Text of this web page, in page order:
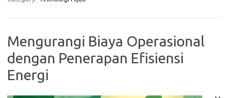
Mengurangi Biaya Operasional
dengan Penerapan Efisiensi
Energi